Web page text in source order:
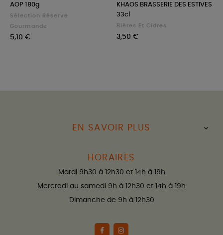
AOP 180g
Sélection Réserve
Gourmande
Prix
5,10 €
KHAOS BRASSERIE DES ESTIVES
33cl
Bières Et Cidres
Prix
3,50 €
EN SAVOIR PLUS 
HORAIRES
Mardi 9h30 à 12h30 et 14h à 19h
Mercredi au samedi 9h à 12h30 et 14h à 19h
Dimanche de 9h à 12h30